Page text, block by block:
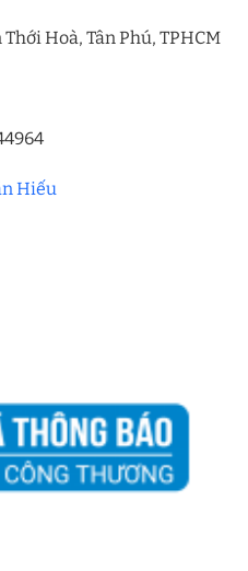
Thới Hoà, Tân Phú, TPHCM
Hiếu